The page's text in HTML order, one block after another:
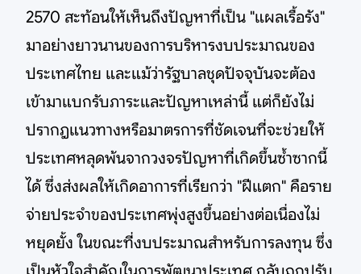
2570 สะท้อนให้เห็นถึงปัญหาที่เป็น "แผลเรื้อรัง"
มาอย่างยาวนานของการบริหารงบประมาณของ
ประเทศไทย และแม้ว่ารัฐบาลชุดปัจจุบันจะต้อง
เข้ามาแบกรับภาระและปัญหาเหล่านี้ แต่ก็ยังไม่
ปรากฎแนวทางหรือมาตรการที่ชัดเจนที่จะช่วยให้
ประเทศหลุดพ้นจากวงจรปัญหาที่เกิดขึ้นซ้ำซากนี้
ได้ ซึ่งส่งผลให้เกิดอาการที่เรียกว่า "ฝีแตก" คือราย
จ่ายประจำของประเทศพุ่งสูงขึ้นอย่างต่อเนื่องไม่
หยุดยั้ง ในขณะที่งบประมาณสำหรับการลงทุน ซึ่ง